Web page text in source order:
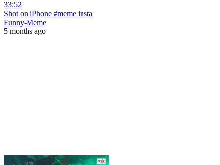
33:52
Shot on iPhone #meme insta
Funny-Meme
5 months ago